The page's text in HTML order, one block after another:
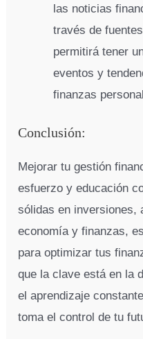
las noticias
través de
permitirá tener
eventos y
finanzas
Conclusión:
Mejorar tu gestión
esfuerzo y educación
sólidas en inversiones,
economía y finanzas,
para optimizar tus
que la clave está en la
el aprendizaje
toma el control de tu